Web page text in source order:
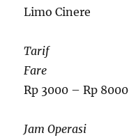
Limo Cinere
Tarif
Fare
Rp 3000 – Rp 8000
Jam Operasi